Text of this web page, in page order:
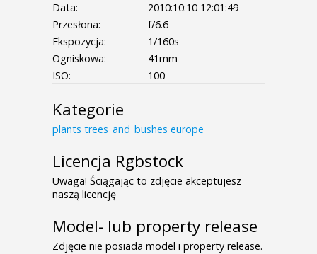
Data:
2010:10:10 12:01:49
Przesłona:
f/6.6
Ekspozycja:
1/160s
Ogniskowa:
41mm
ISO:
100
Kategorie
plants trees_and_bushes europe
Licencja Rgbstock
Uwaga! Ściągając to zdjęcie akceptujesz
naszą licencję
Model- lub property release
Zdjęcie nie posiada model i property release.